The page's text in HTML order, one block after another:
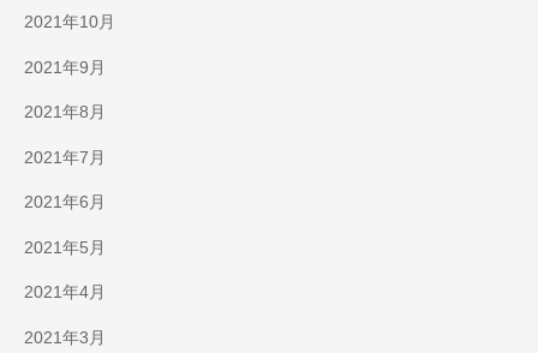
2021年10月
2021年9月
2021年8月
2021年7月
2021年6月
2021年5月
2021年4月
2021年3月